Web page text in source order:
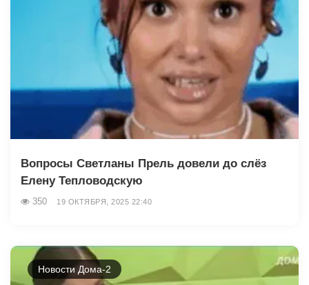
Вопросы Светланы Прель довели до слёз
Елену Тепловодскую
350 19 ОКТЯБРЯ, 2025 22:40
Новости Дома-2